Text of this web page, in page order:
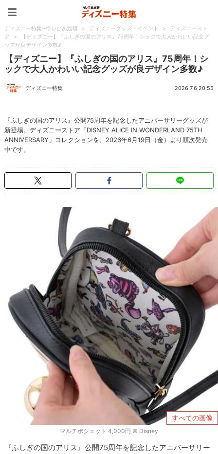
ディズニー特集 -ウレぴあ総研 > ディズニーグッズ・イベント >
ディズニースト
ア
>
【ディズニー】『ふしぎの国のアリス』75周年！シックで大人かわいい記念グ
ッズが良デザイン多数♪
【ディズニー】『ふしぎの国のアリス』75周年！シ
ックで大人かわいい記念グッズが良デザイン多数♪
ディズニー特集 2026.7.6 20:55
『ふしぎの国のアリス』公開75周年を記念したアニバーサリーグッズが
新登場。ディズニーストア「DISNEY ALICE IN WONDERLAND 75TH
ANNIVERSARY」コレクションを、2026年6月19日（金）より順次発売
中です。
すべての画像
マルチポシェット 4,000円 © Disney
『ふしぎの国のアリス』公開75周年を記念したアニバーサリー